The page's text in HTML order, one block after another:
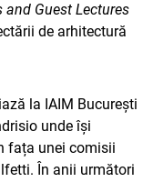
and Guest Lectures
de arhitectură
la IAIM București
unde își
fața unei comisii
În anii următori